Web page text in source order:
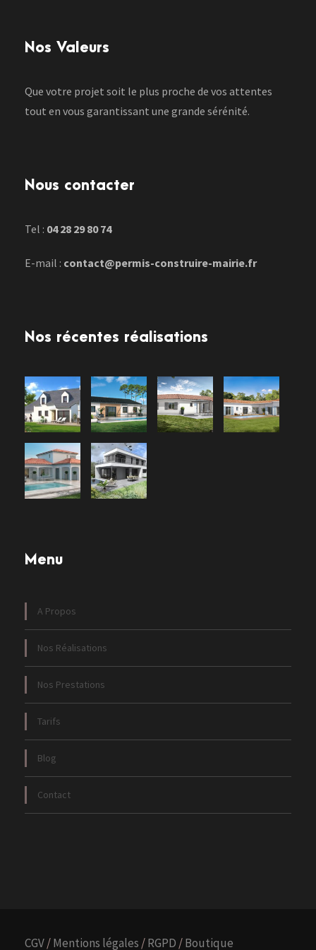
Nos Valeurs
Que votre projet soit le plus proche de vos attentes
tout en vous garantissant une grande sérénité.
Nous contacter
Tel : 04 28 29 80 74
E-mail : contact@permis-construire-mairie.fr
Nos récentes réalisations
Menu
A Propos
Nos Réalisations
Nos Prestations
Tarifs
Blog
Contact
CGV/Mentions légales /RGPD /Boutique